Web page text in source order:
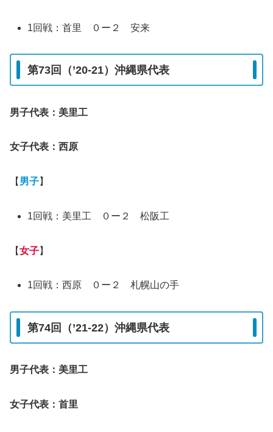
1回戦：首里 ０ー２ 安来
第73回（’20-21）沖縄県代表
男子代表：美里工
女子代表：西原
【 男子】
1回戦：美里工 ０ー２ 松阪工
【女子】
1回戦：西原 ０ー２ 札幌山の手
第74回（’21-22）沖縄県代表
男子代表：美里工
女子代表：首里